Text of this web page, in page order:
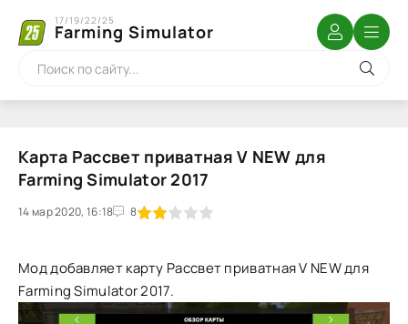
Farming Simulator
17/19/22/25
Карта Рассвет приватная V NEW для
Farming Simulator 2017
14 мар 2020, 16:18 8
1 2 3 4 5
Мод добавляет карту Рассвет приватная V NEW для
Farming Simulator 2017.